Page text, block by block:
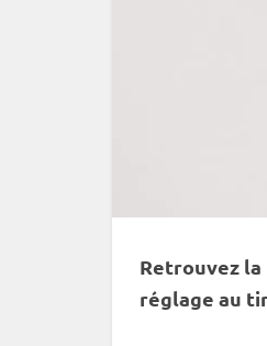
Retrouvez la
réglage au